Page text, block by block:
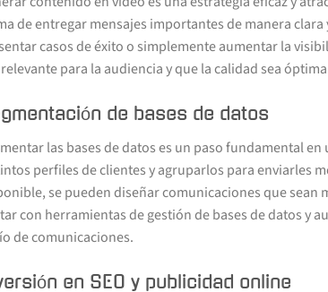
de entregar mensajes importantes de manera
casos de éxito o simplemente aumentar la
para la audiencia y que la calidad sea
de bases de datos
las bases de datos es un paso fundamental
perfiles de clientes y agruparlos para enviarles
se pueden diseñar comunicaciones que sean
con herramientas de gestión de bases de datos y
de comunicaciones.
en SEO y publicidad online